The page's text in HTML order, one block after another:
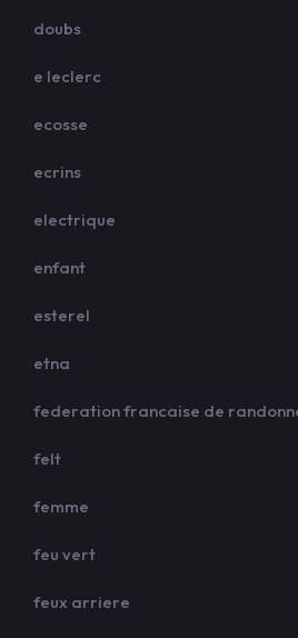
doubs
e leclerc
ecosse
ecrins
electrique
enfant
esterel
etna
federation francaise de
felt
femme
feu vert
feux arriere